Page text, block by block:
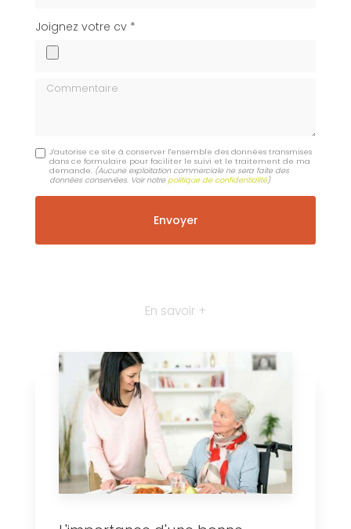
cv
Joignez votre cv *
Commentaire
J'autorise ce site à conserver l'ensemble des données transmises
dans ce formulaire pour faciliter le suivi et le traitement de ma
demande. (Aucune exploitation commerciale ne sera faite des
données conservées. Voir notrepolitique de confidentialité)
En savoir +